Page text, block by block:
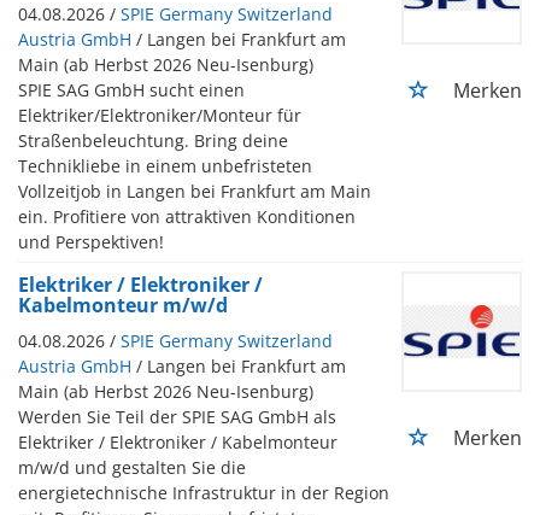
04.08.2026 / SPIE Germany Switzerland
Austria GmbH / Langen bei Frankfurt am
Main (ab Herbst 2026 Neu-Isenburg)
SPIE SAG GmbH sucht einen
Elektriker/Elektroniker/Monteur für
Straßenbeleuchtung. Bring deine
Technikliebe in einem unbefristeten
Vollzeitjob in Langen bei Frankfurt am Main
ein. Profitiere von attraktiven Konditionen
und Perspektiven!
Merken
Elektriker / Elektroniker /
Kabelmonteur m/w/d
04.08.2026 / SPIE Germany Switzerland
Austria GmbH / Langen bei Frankfurt am
Main (ab Herbst 2026 Neu-Isenburg)
Werden Sie Teil der SPIE SAG GmbH als
Elektriker / Elektroniker / Kabelmonteur
m/w/d und gestalten Sie die
energietechnische Infrastruktur in der Region
Merken